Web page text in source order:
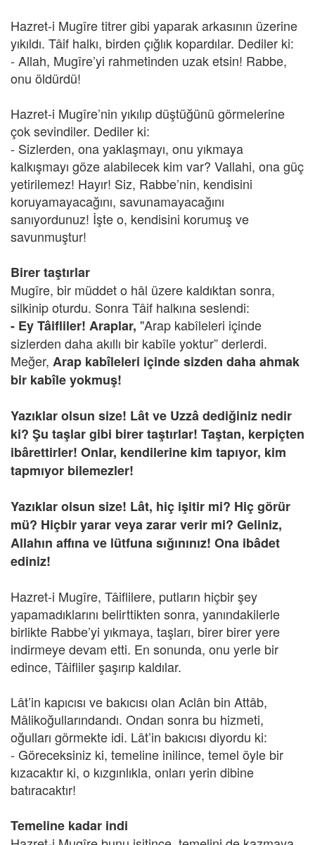
Hazret-i Mugîre titrer gibi yaparak arkasının üzerine
yıkıldı. Tâif halkı, birden çığlık kopardılar. Dediler ki:
- Allah, Mugîre’yi rahmetinden uzak etsin! Rabbe,
onu öldürdü!
Hazret-i Mugîre’nin yıkılıp düştüğünü görmelerine
çok sevindiler. Dediler ki:
- Sizlerden, ona yaklaşmayı, onu yıkmaya
kalkışmayı göze alabilecek kim var? Vallahi, ona güç
yetirilemez! Hayır! Siz, Rabbe’nin, kendisini
koruyamayacağını, savunamayacağını
sanıyordunuz! İşte o, kendisini korumuş ve
savunmuştur!
Birer taştırlar
Mugîre, bir müddet o hâl üzere kaldıktan sonra,
silkinip oturdu. Sonra Tâif halkına seslendi:
- Ey Tâifliler! Araplar, "Arap kabîleleri içinde
sizlerden daha akıllı bir kabîle yoktur” derlerdi.
Meğer, Arap kabîleleri içinde sizden daha ahmak
bir kabîle yokmuş!
Yazıklar olsun size! Lât ve Uzzâ dediğiniz nedir
ki? Şu taşlar gibi birer taştırlar! Taştan, kerpiçten
ibârettirler! Onlar, kendilerine kim tapıyor, kim
tapmıyor bilemezler!
Yazıklar olsun size! Lât, hiç işitir mi? Hiç görür
mü? Hiçbir yarar veya zarar verir mi? Geliniz,
Allahın affına ve lütfuna sığınınız! Ona ibâdet
ediniz!
Hazret-i Mugîre, Tâiflilere, putların hiçbir şey
yapamadıklarını belirttikten sonra, yanındakilerle
birlikte Rabbe’yi yıkmaya, taşları, birer birer yere
indirmeye devam etti. En sonunda, onu yerle bir
edince, Tâifliler şaşırıp kaldılar.
Lât’in kapıcısı ve bakıcısı olan Aclân bin Attâb,
Mâlikoğullarındandı. Ondan sonra bu hizmeti,
oğulları görmekte idi. Lât’in bakıcısı diyordu ki:
- Göreceksiniz ki, temeline inilince, temel öyle bir
kızacaktır ki, o kızgınlıkla, onları yerin dibine
batıracaktır!
Temeline kadar indi